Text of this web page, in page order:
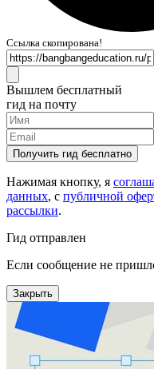
Ссылка скопирована!
Вышлем бесплатный
гид на почту
Получить гид бесплатно
Нажимая кнопку, я
данных, с публичной
рассылки.
Гид отправлен
Если сообщение не
Закрыть